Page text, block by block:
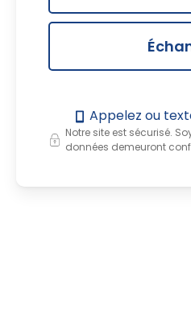
Appelez ou
Notre site est sécurisé.
données demeuront